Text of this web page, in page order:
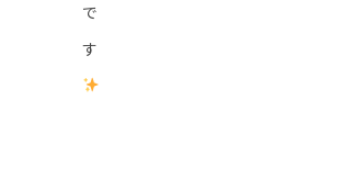
で
す